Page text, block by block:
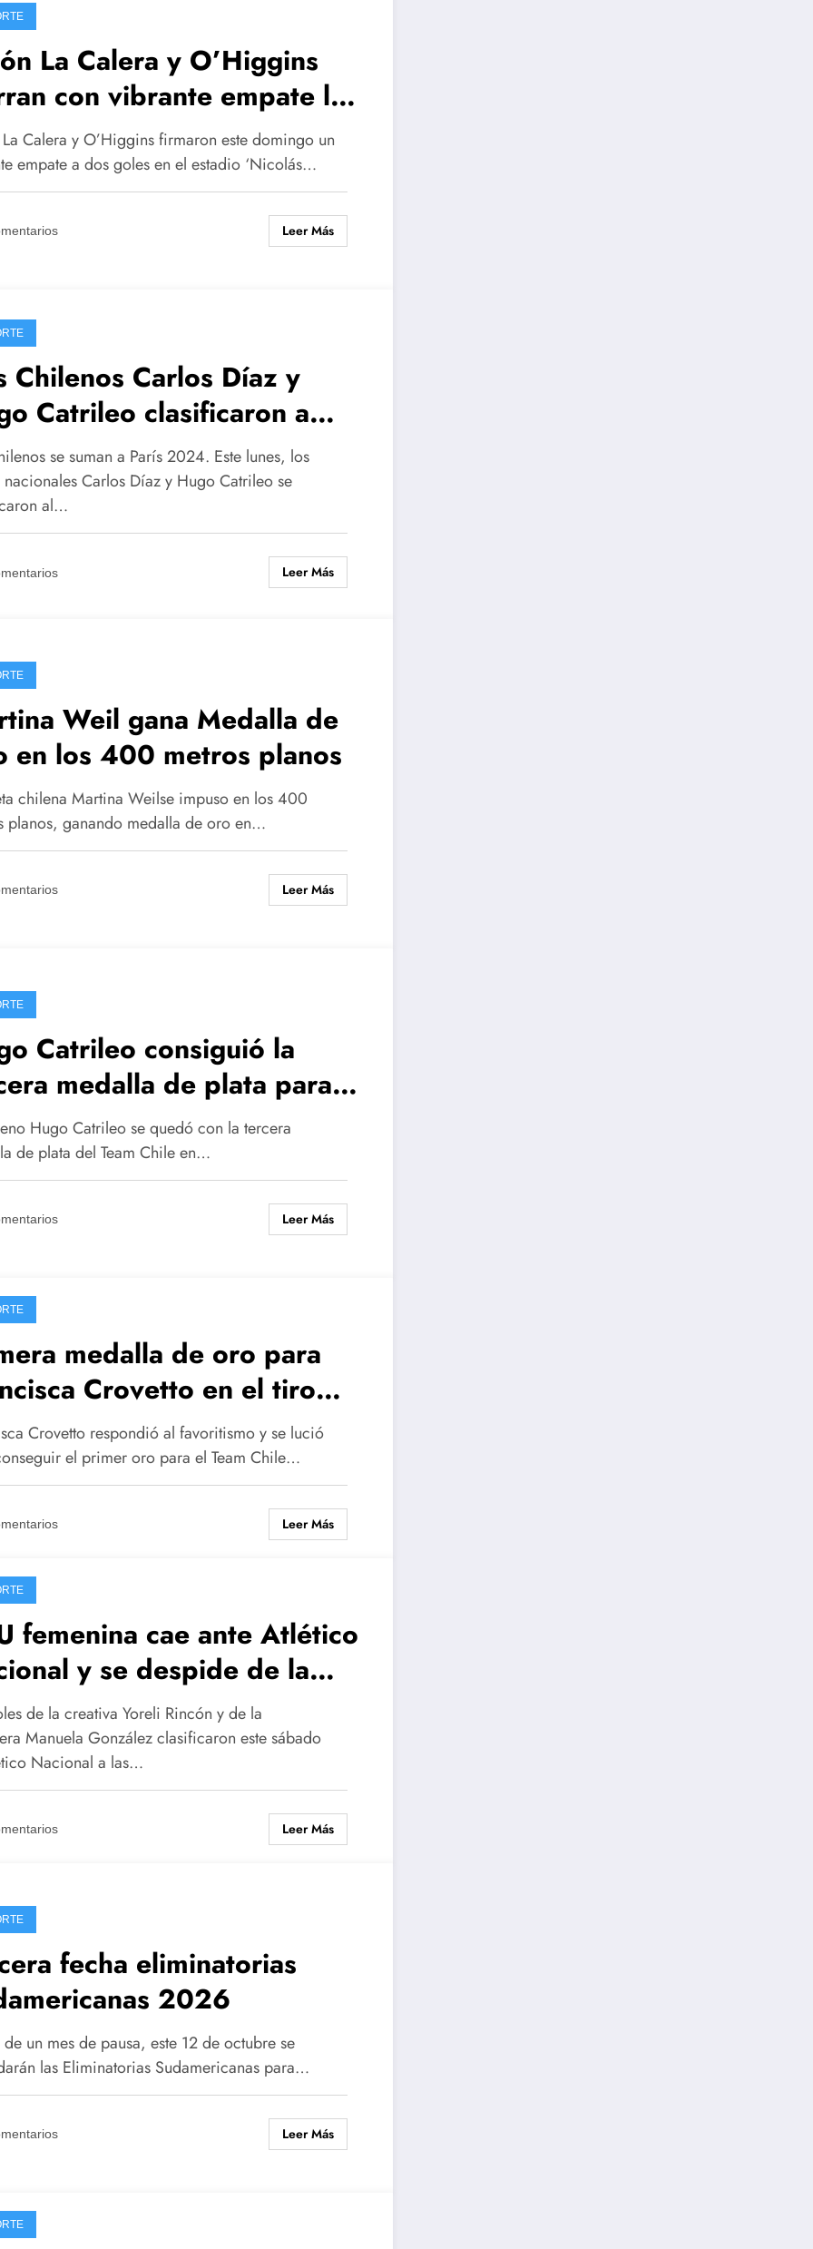
La Calera y O’Higgins
con vibrante empate la
3 de la Liga de Primera
Calera y O’Higgins firmaron este domingo un
empate a dos goles en el estadio ‘Nicolás…
Leer Más
Chilenos Carlos Díaz y
Catrileo clasificaron a
2024
se suman a París 2024. Este lunes, los
nacionales Carlos Díaz y Hugo Catrileo se
al…
Leer Más
Weil gana Medalla de
en los 400 metros planos
chilena Martina Weilse impuso en los 400
planos, ganando medalla de oro en…
Leer Más
Catrileo consiguió la
medalla de plata para
en Santiago 2023
Hugo Catrileo se quedó con la tercera
de plata del Team Chile en…
Leer Más
medalla de oro para
Crovetto en el tiro
de Santiago 2023
Crovetto respondió al favoritismo y se lució
el primer oro para el Team Chile…
Leer Más
femenina cae ante Atlético
y se despide de la
Libertadores
de la creativa Yoreli Rincón y de la
Manuela González clasificaron este sábado
Nacional a las…
Leer Más
fecha eliminatorias
2026
de un mes de pausa, este 12 de octubre se
las Eliminatorias Sudamericanas para…
Leer Más